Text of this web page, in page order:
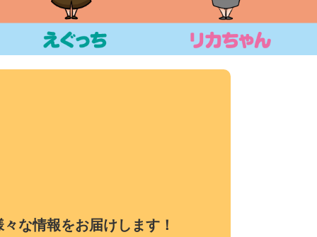
な情報をお届けします！